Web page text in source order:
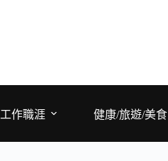
工作職涯 健康/旅遊/美食